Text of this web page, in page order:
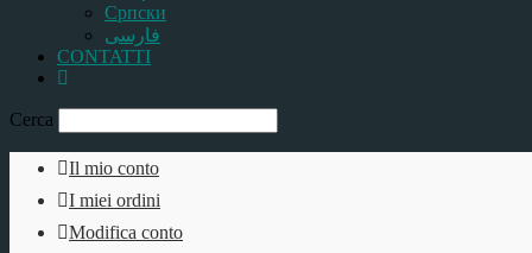
Српски
فارسی
CONTATTI
Cerca
Il mio conto
I miei ordini
Modifica conto